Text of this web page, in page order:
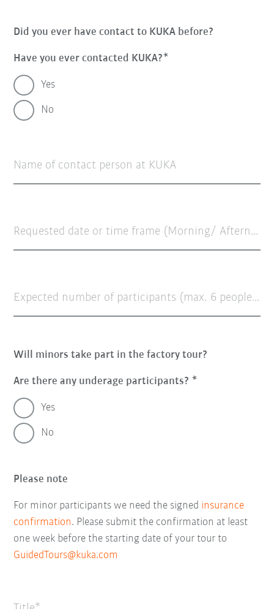
Did you ever have contact to KUKA before?
Have you ever contacted KUKA?
Yes
No
Name of contact person at KUKA
Requested date or time frame (Morning/ Afternoon)
Expected number of participants (max. 6 people)
Will minors take part in the factory tour?
Are there any underage participants?
Yes
No
Please note
For minor participants we need the signed insurance
confirmation. Please submit the confirmation at least
one week before the starting date of your tour to
GuidedTours@kuka.com